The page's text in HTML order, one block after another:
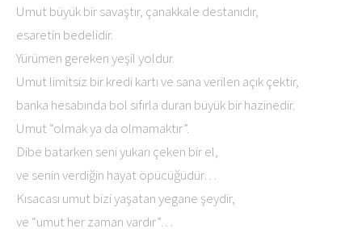
Umut büyük bir savaştır, çanakkale destanıdır,
esaretin bedelidir.
Yürümen gereken yeşil yoldur.
Umut limitsiz bir kredi kartı ve sana verilen açık çektir,
banka hesabında bol sıfırla duran büyük bir hazinedir.
Umut “olmak ya da olmamaktır”.
Dibe batarken seni yukarı çeken bir el,
ve senin verdiğin hayat öpücüğüdür…
Kısacası umut bizi yaşatan yegane şeydir,
ve “umut her zaman vardır”…